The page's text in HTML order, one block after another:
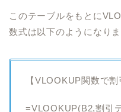
このテーブルをもとに
数式は以下のようになりま
【VLOOKUP関数で
=VLOOKUP(B2,割引